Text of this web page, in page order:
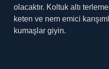
olacaktır. Koltuk altı
keten ve nem emici
kumaşlar giyin.